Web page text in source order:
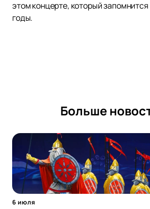
этом концерте, который
годы.
Больше
6 июля